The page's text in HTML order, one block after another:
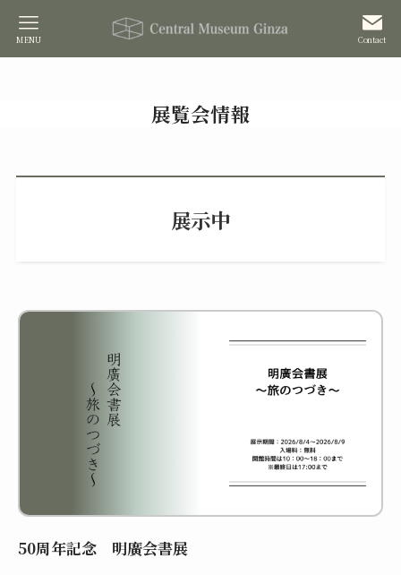
Contact
MENU
展覧会情報
展示中
50周年記念 明廣会書展